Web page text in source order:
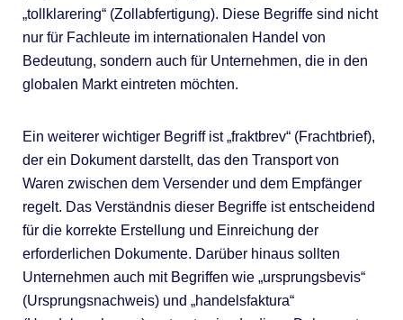
„tollklarering“ (Zollabfertigung). Diese Begriffe sind nicht
nur für Fachleute im internationalen Handel von
Bedeutung, sondern auch für Unternehmen, die in den
globalen Markt eintreten möchten.
Ein weiterer wichtiger Begriff ist „fraktbrev“ (Frachtbrief),
der ein Dokument darstellt, das den Transport von
Waren zwischen dem Versender und dem Empfänger
regelt. Das Verständnis dieser Begriffe ist entscheidend
für die korrekte Erstellung und Einreichung der
erforderlichen Dokumente. Darüber hinaus sollten
Unternehmen auch mit Begriffen wie „ursprungsbevis“
(Ursprungsnachweis) und „handelsfaktura“